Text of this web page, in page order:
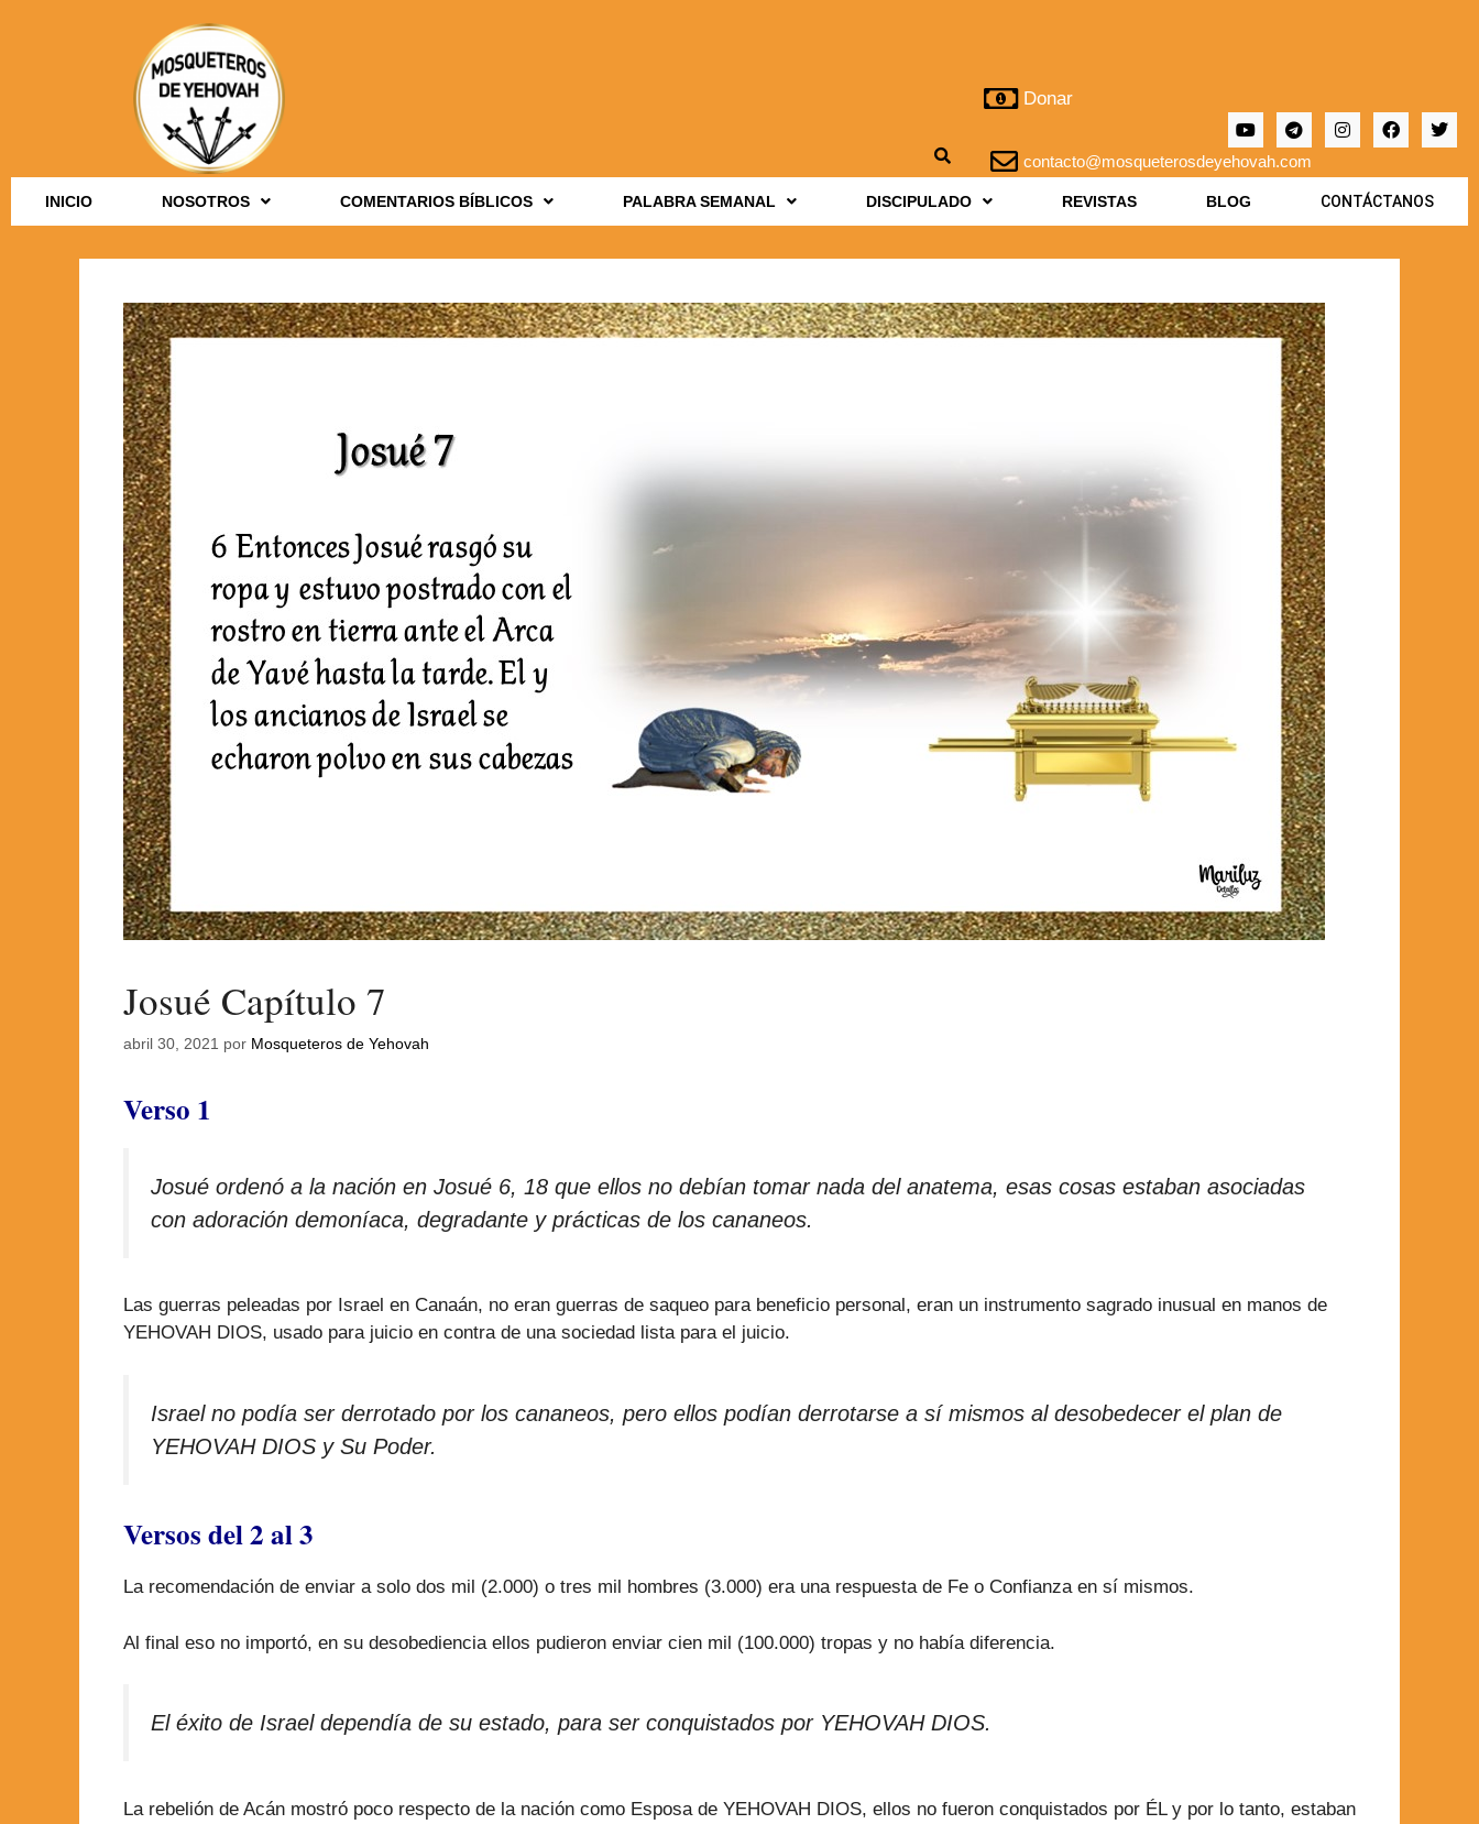
Donar
contacto@mosqueterosdeyehovah.com
INICIO NOSOTROS COMENTARIOS BÍBLICOS PALABRA SEMANAL DISCIPULADO REVISTAS BLOG CONTÁCTANOS
Josué Capítulo 7
abril 30, 2021 por Mosqueteros de Yehovah
Verso 1
Josué ordenó a la nación en Josué 6, 18 que ellos no debían tomar nada del anatema, esas cosas estaban asociadas
con adoración demoníaca, degradante y prácticas de los cananeos.
Las guerras peleadas por Israel en Canaán, no eran guerras de saqueo para beneficio personal, eran un instrumento sagrado inusual en manos de
YEHOVAH DIOS, usado para juicio en contra de una sociedad lista para el juicio.
Israel no podía ser derrotado por los cananeos, pero ellos podían derrotarse a sí mismos al desobedecer el plan de
YEHOVAH DIOS y Su Poder.
Versos del 2 al 3
La recomendación de enviar a solo dos mil (2.000) o tres mil hombres (3.000) era una respuesta de Fe o Confianza en sí mismos.
Al final eso no importó, en su desobediencia ellos pudieron enviar cien mil (100.000) tropas y no había diferencia.
El éxito de Israel dependía de su estado, para ser conquistados por YEHOVAH DIOS.
La rebelión de Acán mostró poco respecto de la nación como Esposa de YEHOVAH DIOS, ellos no fueron conquistados por ÉL y por lo tanto, estaban